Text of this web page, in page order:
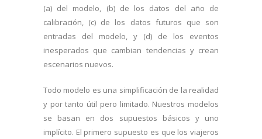
(a) del modelo, (b) de los datos del año de
calibración, (c) de los datos futuros que son
entradas del modelo, y (d) de los eventos
inesperados que cambian tendencias y crean
escenarios nuevos.
Todo modelo es una simplificación de la realidad
y por tanto útil pero limitado. Nuestros modelos
se basan en dos supuestos básicos y uno
implícito. El primero supuesto es que los viajeros